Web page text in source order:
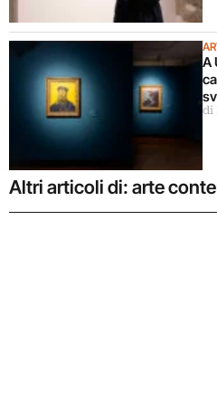
A
di
Altri articoli di: arte